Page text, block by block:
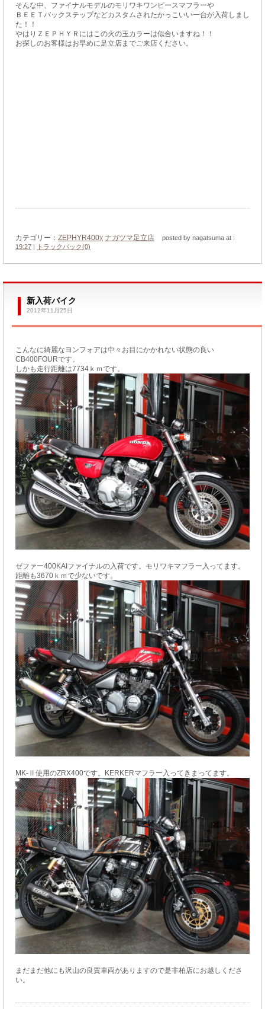
そんな中、ファイナルモデルのモリワキワンピースマフラーや
ＢＥＥＴバックステップなどカスタムされたかっこいい一台が入荷しまし
た！！
やはりＺＥＰＨＹＲにはこの火の玉カラーは似合いますね！！
お探しのお客様はお早めに足立店までご来店ください。
カテゴリー： ZEPHYR400χ ナガツマ足立店
posted by nagatsuma at :
19:27 | トラックバック(0)
新入荷バイク
2012年11月25日
こんなに綺麗なヨンフォアは中々お目にかかれない状態の良い
CB400FOURです。
しかも走行距離は7734ｋｍです。
ゼファー400KAIファイナルの入荷です。モリワキマフラー入ってます。
距離も3670ｋｍで少ないです。
MK-Ⅱ使用のZRX400です。KERKERマフラー入ってきまってます。
まだまだ他にも沢山の良質車両がありますので是非柏店にお越しくださ
い。